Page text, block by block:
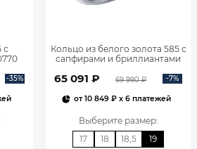
с
-35%
Кольцо из белого золота 585 с
сапфирами и бриллиантами
65 091 ₽ 69 990 ₽ -7%
от10 849 ₽ x 6 платежей
Выберите размер:
17
18 18,5 19